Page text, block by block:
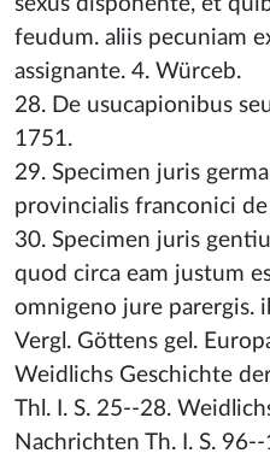
feudum. aliis pecuniam
assignante. 4. Würceb.
28. De usucapionibus
1751.
29. Specimen juris
provincialis franconici
30. Specimen juris
quod circa eam justum
omnigeno jure parergis.
Vergl. Göttens gel.
Weidlichs Geschichte
Thl. I. S. 25--28.
Nachrichten Th. I. S.